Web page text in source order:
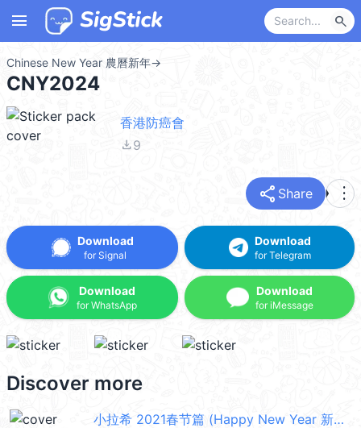
menu search
Chinese New Year 農曆新年→
CNY2024
香港防癌會
file_download9
share Share more_vert
Download
for Signal
Download
for WhatsApp
Download
for Telegram
Download
for iMessage
Discover more
小拉希 2021春节篇 (Happy New Year 新年快樂 CNY) @kal_pc